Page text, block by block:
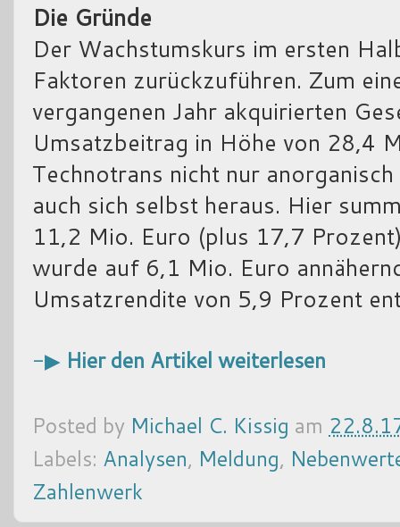
Die Gründe
Der Wachstumskurs im ersten
Faktoren zurückzuführen. Zum
vergangenen Jahr akquirierten
Umsatzbeitrag in Höhe von 28,4
Technotrans nicht nur
auch sich selbst heraus. Hier
11,2 Mio. Euro (plus 17,7
wurde auf 6,1 Mio. Euro
Umsatzrendite von 5,9 Prozent
-▶ Hier den Artikel weiterlesen
Posted by Michael C. Kissig am
Labels: Analysen, Meldung,
Zahlenwerk